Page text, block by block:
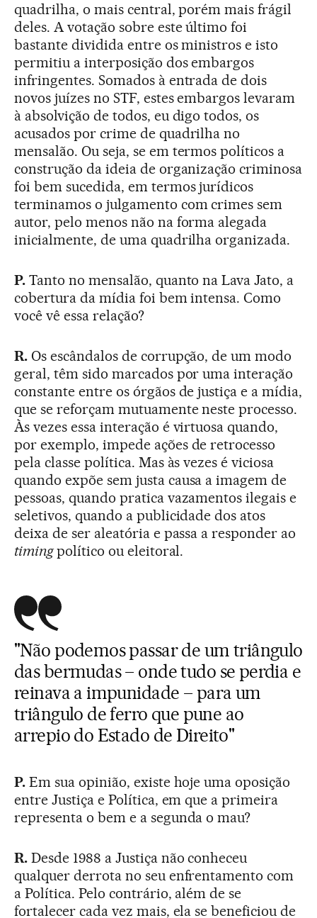
quadrilha, o mais central, porém mais frágil
deles. A votação sobre este último foi
bastante dividida entre os ministros e isto
permitiu a interposição dos embargos
infringentes. Somados à entrada de dois
novos juízes no STF, estes embargos levaram
à absolvição de todos, eu digo todos, os
acusados por crime de quadrilha no
mensalão. Ou seja, se em termos políticos a
construção da ideia de organização criminosa
foi bem sucedida, em termos jurídicos
terminamos o julgamento com crimes sem
autor, pelo menos não na forma alegada
inicialmente, de uma quadrilha organizada.
P.Tanto no mensalão, quanto na Lava Jato, a
cobertura da mídia foi bem intensa. Como
você vê essa relação?
R.Os escândalos de corrupção, de um modo
geral, têm sido marcados por uma interação
constante entre os órgãos de justiça e a mídia,
que se reforçam mutuamente neste processo.
Às vezes essa interação é virtuosa quando,
por exemplo, impede ações de retrocesso
pela classe política. Mas às vezes é viciosa
quando expõe sem justa causa a imagem de
pessoas, quando pratica vazamentos ilegais e
seletivos, quando a publicidade dos atos
deixa de ser aleatória e passa a responder ao
timingpolítico ou eleitoral.
"Não podemos passar de um triângulo
das bermudas – onde tudo se perdia e
reinava a impunidade – para um
triângulo de ferro que pune ao
arrepio do Estado de Direito"
P.Em sua opinião, existe hoje uma oposição
entre Justiça e Política, em que a primeira
representa o bem e a segunda o mau?
R.Desde 1988 a Justiça não conheceu
qualquer derrota no seu enfrentamento com
a Política. Pelo contrário, além de se
fortalecer cada vez mais, ela se beneficiou de